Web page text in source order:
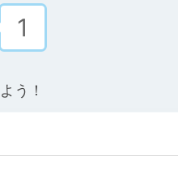
1
う！